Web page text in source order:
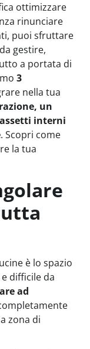
ottimizzare
rinunciare
puoi sfruttare
gestire,
a portata di
3
nella tua
un
interni
. Scopri come
la tua
è lo spazio
difficile da
ad
zona di